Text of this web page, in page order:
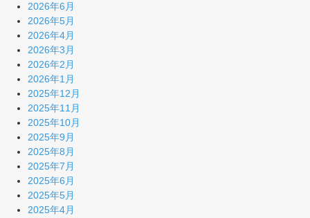
2026年6月
2026年5月
2026年4月
2026年3月
2026年2月
2026年1月
2025年12月
2025年11月
2025年10月
2025年9月
2025年8月
2025年7月
2025年6月
2025年5月
2025年4月